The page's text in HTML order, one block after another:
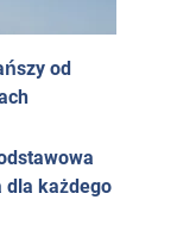
od
dla każdego